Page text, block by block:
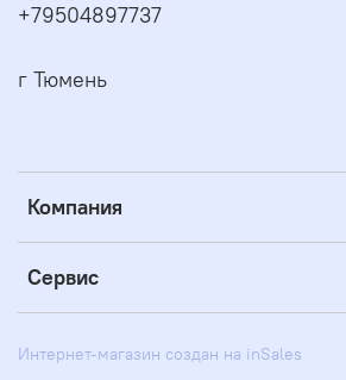
Компания
Сервис
+79504897737
г Тюмень
Интернет-магазин создан на inSales